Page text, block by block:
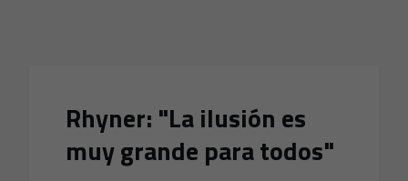
Rhyner: "La ilusión es
muy grande para todos"